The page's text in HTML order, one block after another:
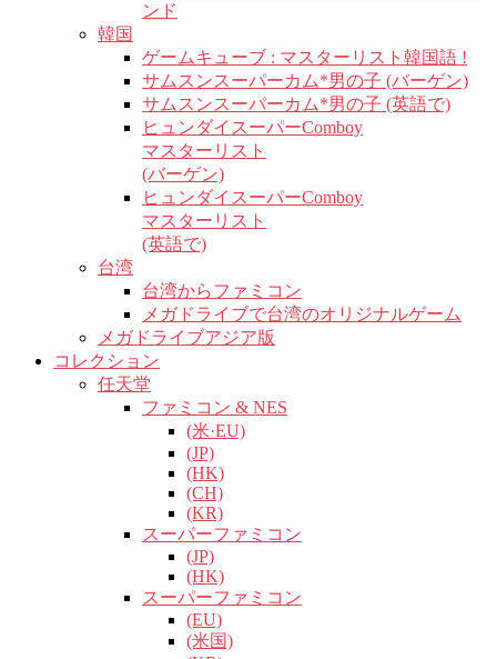
ンド
韓国
ゲームキューブ : マスターリスト韓国語 !
サムスンスーパーカム*男の子 (バーゲン)
サムスンスーパーカム*男の子 (英語で)
ヒュンダイスーパーComboy
マスターリスト
(バーゲン)
ヒュンダイスーパーComboy
マスターリスト
(英語で)
台湾
台湾からファミコン
メガドライブで台湾のオリジナルゲーム
メガドライブアジア版
コレクション
任天堂
ファミコン & NES
(米·EU)
(JP)
(HK)
(CH)
(KR)
スーパーファミコン
(JP)
(HK)
スーパーファミコン
(EU)
(米国)